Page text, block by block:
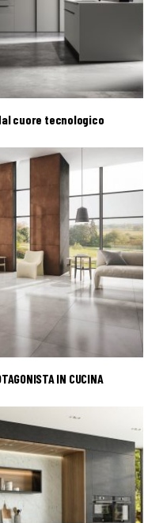
cuore tecnologico
IN CUCINA